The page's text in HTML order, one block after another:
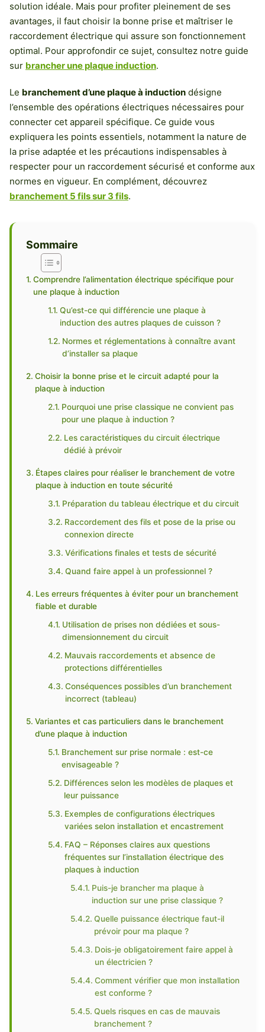
solution idéale. Mais pour profiter pleinement de ses
avantages, il faut choisir la bonne prise et maîtriser le
raccordement électrique qui assure son fonctionnement
optimal. Pour approfondir ce sujet, consultez notre guide
sur brancher une plaque induction.
Le branchement d’une plaque à induction désigne
l’ensemble des opérations électriques nécessaires pour
connecter cet appareil spécifique. Ce guide vous
expliquera les points essentiels, notamment la nature de
la prise adaptée et les précautions indispensables à
respecter pour un raccordement sécurisé et conforme aux
normes en vigueur. En complément, découvrez
branchement 5 fils sur 3 fils.
Sommaire
Comprendre l’alimentation électrique spécifique pour
une plaque à induction
Qu’est-ce qui différencie une plaque à
induction des autres plaques de cuisson ?
Normes et réglementations à connaître avant
d’installer sa plaque
Choisir la bonne prise et le circuit adapté pour la
plaque à induction
Pourquoi une prise classique ne convient pas
pour une plaque à induction ?
Les caractéristiques du circuit électrique
dédié à prévoir
Étapes claires pour réaliser le branchement de votre
plaque à induction en toute sécurité
Préparation du tableau électrique et du circuit
Raccordement des fils et pose de la prise ou
connexion directe
Vérifications finales et tests de sécurité
Quand faire appel à un professionnel ?
Les erreurs fréquentes à éviter pour un branchement
fiable et durable
Utilisation de prises non dédiées et sous-
dimensionnement du circuit
Mauvais raccordements et absence de
protections différentielles
Conséquences possibles d’un branchement
incorrect (tableau)
Variantes et cas particuliers dans le branchement
d’une plaque à induction
Branchement sur prise normale : est-ce
envisageable ?
Différences selon les modèles de plaques et
leur puissance
Exemples de configurations électriques
variées selon installation et encastrement
FAQ – Réponses claires aux questions
fréquentes sur l’installation électrique des
plaques à induction
Puis-je brancher ma plaque à
induction sur une prise classique ?
Quelle puissance électrique faut-il
prévoir pour ma plaque ?
Dois-je obligatoirement faire appel à
un électricien ?
Comment vérifier que mon installation
est conforme ?
Quels risques en cas de mauvais
branchement ?